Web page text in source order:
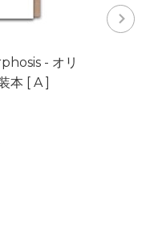
- オリ
本 [ A ]